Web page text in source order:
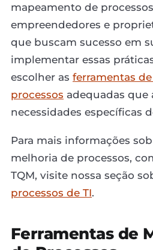
mapeamento de
empreendedores e
que buscam sucesso em
implementar essas
escolher as ferramentas
processos adequadas que
necessidades específicas
Para mais informações
melhoria de processos,
TQM, visite nossa seção
processos de TI.
Ferramentas de